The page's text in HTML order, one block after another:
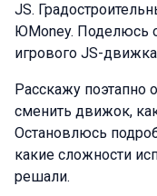
JS.
ЮMoney. Поделюсь
игрового JS-
Расскажу поэтапно
сменить движок,
Остановлюсь
какие сложности
решали.